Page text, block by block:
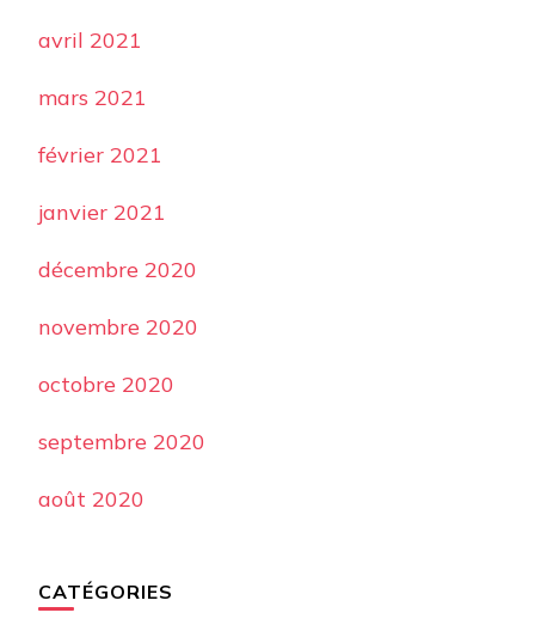
avril 2021
mars 2021
février 2021
janvier 2021
décembre 2020
novembre 2020
octobre 2020
septembre 2020
août 2020
CATÉGORIES